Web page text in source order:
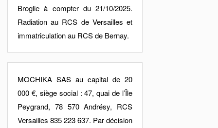
Broglie à compter du 21/10/2025.
Radiation au RCS de Versailles et
immatriculation au RCS de Bernay.
MOCHIKA SAS au capital de 20
000 €, siège social : 47, quai de l’Île
Peygrand, 78 570 Andrésy, RCS
Versailles 835 223 637. Par décision